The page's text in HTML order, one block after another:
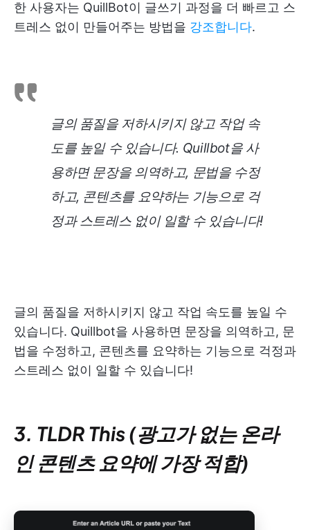
한 사용자는 QuillBot이 글쓰기 과정을 더 빠르고 스
트레스 없이 만들어주는 방법을 강조합니다.
글의 품질을 저하시키지 않고 작업 속
도를 높일 수 있습니다. Quillbot을 사
용하면 문장을 의역하고, 문법을 수정
하고, 콘텐츠를 요약하는 기능으로 걱
정과 스트레스 없이 일할 수 있습니다!
글의 품질을 저하시키지 않고 작업 속도를 높일 수
있습니다. Quillbot을 사용하면 문장을 의역하고, 문
법을 수정하고, 콘텐츠를 요약하는 기능으로 걱정과
스트레스 없이 일할 수 있습니다!
3. TLDR This (광고가 없는 온라
인 콘텐츠 요약에 가장 적합)